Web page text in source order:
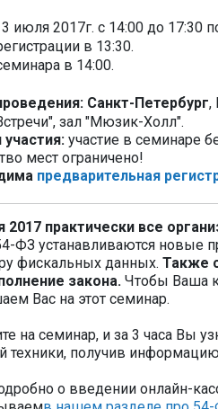
июля 2017г. c 14:00 до 17:30
в 13:30.
в 14:00.
Санкт-Петербург,
зал "Мюзик-Холл".
участия: участие в семинаре
мест ограничено!
предварительная
2017 практически все
ФЗ устанавливаются новые
фискальных данных. Также
закона. Чтобы Ваша
Вас на этот семинар.
на семинар, и за 3 часа Вы
техники, получив
о введении онлайн-